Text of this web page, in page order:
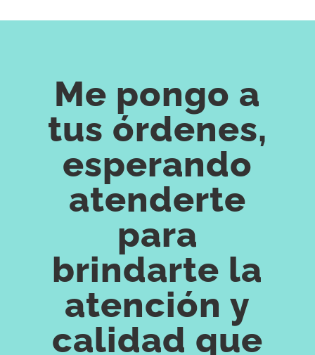
Me pongo a
tus órdenes,
esperando
atenderte
para
brindarte la
atención y
calidad que